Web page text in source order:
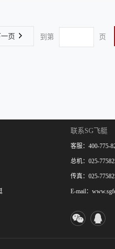
页 到第 页
联系SG飞艇
客服：400-775-
总机：025-
传真：025-
E-mail：